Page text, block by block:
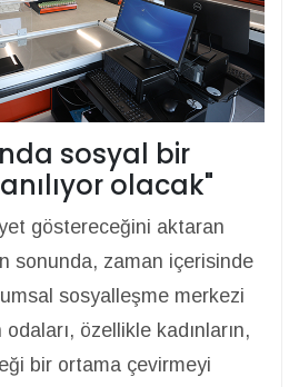
sosyal bir
olacak"
göstereceğini aktaran
sonunda, zaman içerisinde
sosyalleşme merkezi
özellikle kadınların,
bir ortama çevirmeyi